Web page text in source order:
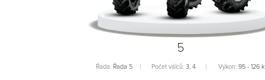
5
Řada: Řada 5 Počet válců: 3, 4 Výkon: 95 - 126 k